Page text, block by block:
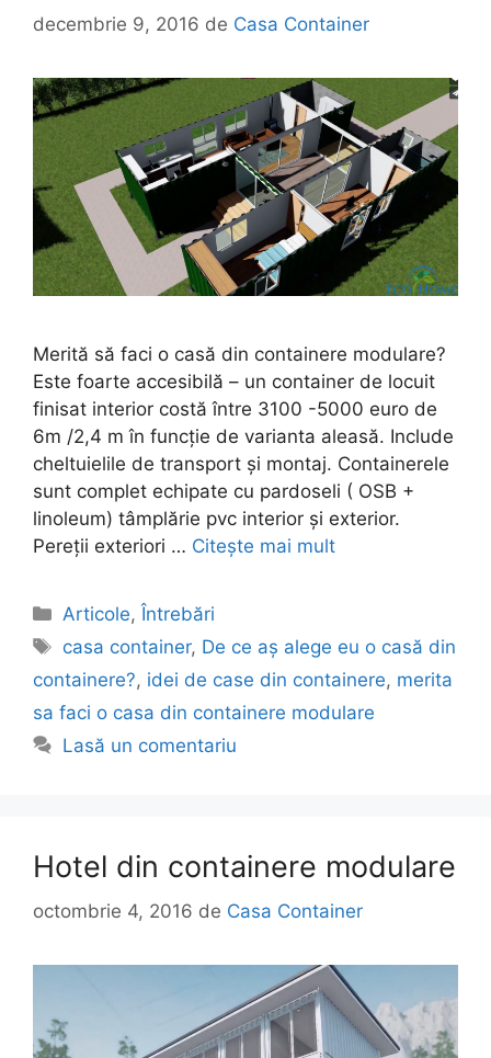
decembrie 9, 2016 de Casa Container
Merită să faci o casă din containere modulare?
Este foarte accesibilă – un container de locuit
finisat interior costă între 3100 -5000 euro de
6m /2,4 m în funcție de varianta aleasă. Include
cheltuielile de transport și montaj. Containerele
sunt complet echipate cu pardoseli ( OSB +
linoleum) tâmplărie pvc interior și exterior.
Pereții exteriori … Citește mai mult
Articole, Întrebări
casa container, De ce aș alege eu o casă din
containere?, idei de case din containere, merita
sa faci o casa din containere modulare
Lasă un comentariu
Hotel din containere modulare
octombrie 4, 2016 de Casa Container